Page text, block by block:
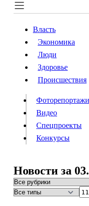
Власть
Происшествия
Видео
Конкурсы
ИнформацияПодписка
Власть
Экономика
Люди
Здоровье
Происшествия
Фоторепортажи
Видео
Спецпроекты
Конкурсы
Новости за